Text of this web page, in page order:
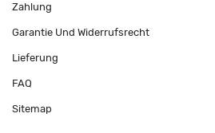
Zahlung
Garantie Und Widerrufsrecht
Lieferung
FAQ
Sitemap